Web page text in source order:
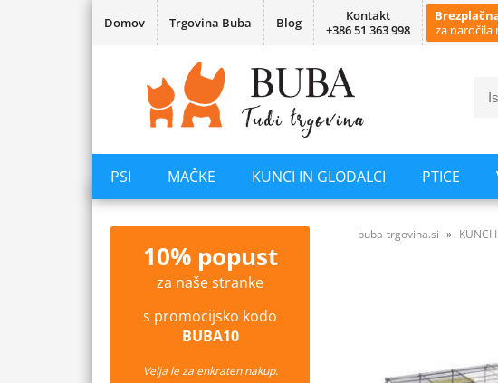
Domov Trgovina Buba Blog
Kontakt
+386 51 363 998
za naročila
PSI MAČKE KUNCI IN GLODALCI PTICE
10% popust
za naše stranke
s promocijsko kodo
BUBA10
Velja le za enkraten nakup.
buba-trgovina.si KUNCI